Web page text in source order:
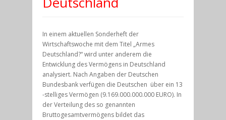
In einem aktuellen Sonderheft der
Wirtschaftswoche mit dem Titel „Armes
Deutschland?“ wird unter anderem die
Entwicklung des Vermögens in Deutschland
analysiert. Nach Angaben der Deutschen
Bundesbank verfügen die Deutschen über ein 13
-stelliges Vermögen (9.169.000.000.000 EURO). In
der Verteilung des so genannten
Bruttogesamtvermögens bildet das